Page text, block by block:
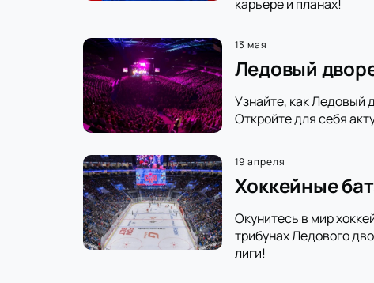
карьере и планах!
13 мая
Ледовый
Узнайте, как Ледовый
Откройте для себя
19 апреля
Хоккейные
Окунитесь в мир
трибунах Ледового
лиги!